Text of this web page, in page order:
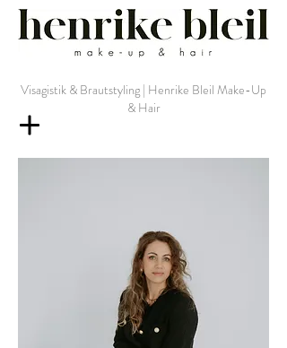
Visagistik & Brautstyling | Henrike Bleil Make-Up
& Hair